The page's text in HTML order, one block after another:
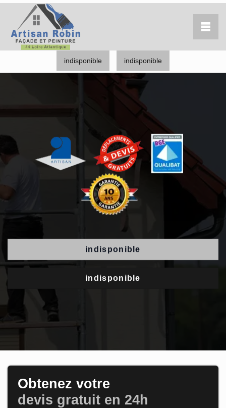
indisponible indisponible
indisponible
indisponible
Obtenez votre
devis gratuit en 24h